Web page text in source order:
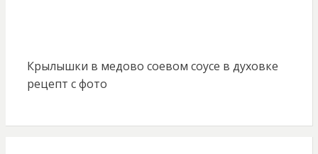
Крылышки в медово соевом соусе в духовке
рецепт с фото